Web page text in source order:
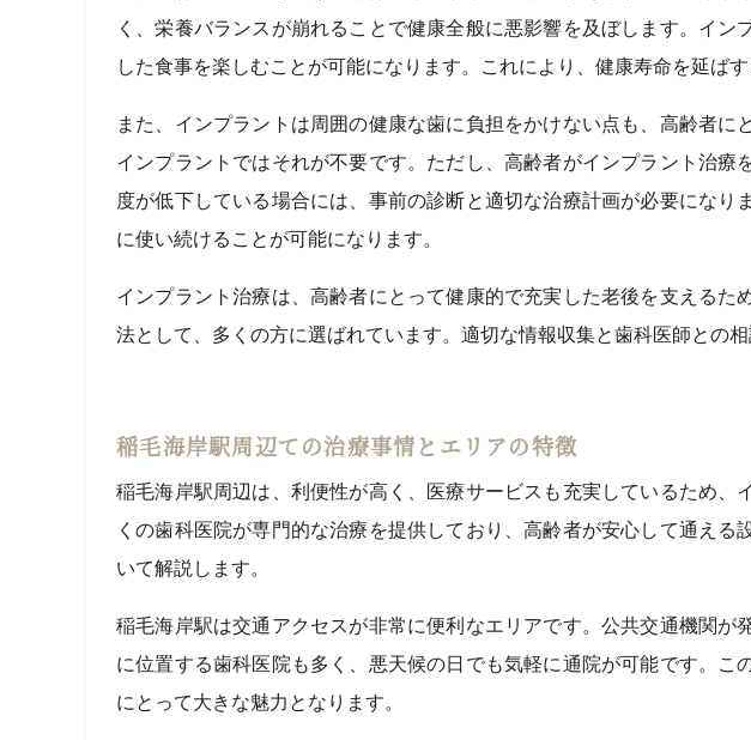
く、栄養バランスが崩れることで健康全般に悪影響を及ぼします。イ
した食事を楽しむことが可能になります。これにより、健康寿命を延ばす
また、インプラントは周囲の健康な歯に負担をかけない点も、高齢者
インプラントではそれが不要です。ただし、高齢者がインプラント治
度が低下している場合には、事前の診断と適切な治療計画が必要にな
に使い続けることが可能になります。
インプラント治療は、高齢者にとって健康的で充実した老後を支える
法として、多くの方に選ばれています。適切な情報収集と歯科医師との
稲毛海岸駅周辺での治療事情とエリアの特徴
稲毛海岸駅周辺は、利便性が高く、医療サービスも充実しているため
くの歯科医院が専門的な治療を提供しており、高齢者が安心して通え
いて解説します。
稲毛海岸駅は交通アクセスが非常に便利なエリアです。公共交通機関
に位置する歯科医院も多く、悪天候の日でも気軽に通院が可能です。
にとって大きな魅力となります。